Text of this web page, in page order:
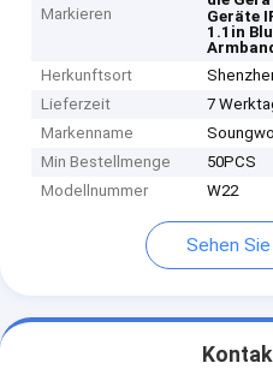
Markieren
Geräte
1.1in
Herkunftsort
Lieferzeit
7
Markenname
Soungwo
Min Bestellmenge
50PCS
Modellnummer
W22
Sehen